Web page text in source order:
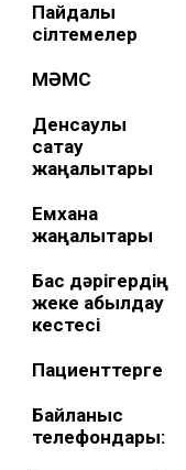
Пайдалы
сілтемелер
МӘМС
Денсаулық
сақтау
жаңалықтары
Емхана
жаңалықтары
Бас дәрігердің
жеке қабылдау
кестесі
Пациенттерге
Байланыс
телефондары: